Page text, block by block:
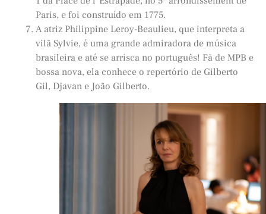
Paris, e foi construído em 1775.
A atriz Philippine Leroy-Beaulieu, que interpreta a
vilã Sylvie, é uma grande admiradora de música
brasileira e até se arrisca no português! Fã de MPB e
bossa nova, ela conhece o repertório de Gilberto
Gil, Djavan e João Gilberto.